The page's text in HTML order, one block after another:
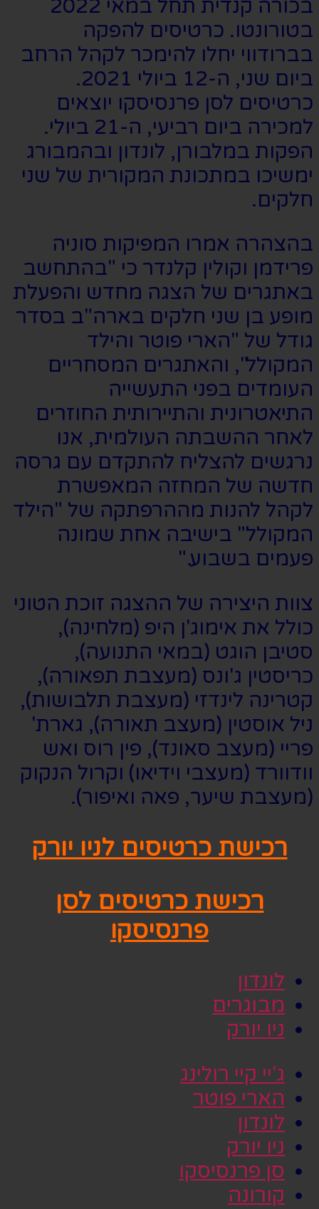
בכורה קנדית תחל במאי 2022
בטורונטו. כרטיסים להפקה
בברודווי יחלו להימכר לקהל הרחב
ביום שני, ה-12 ביולי 2021.
כרטיסים לסן פרנסיסקו יוצאים
למכירה ביום רביעי, ה-21 ביולי.
הפקות במלבורן, לונדון ובהמבורג
ימשיכו במתכונת המקורית של שני
חלקים.
בהצהרה אמרו המפיקות סוניה
פרידמן וקולין קלנדר כי "בהתחשב
באתגרים של הצגה מחדש והפעלת
מופע בן שני חלקים בארה"ב בסדר
גודל של "הארי פוטר והילד
המקולל", והאתגרים המסחריים
העומדים בפני התעשייה
התיאטרונית והתיירותית החוזרים
לאחר ההשבתה העולמית, אנו
נרגשים להצליח להתקדם עם גרסה
חדשה של המחזה המאפשרת
לקהל להנות מההרפתקה של "הילד
המקולל" בישיבה אחת שמונה
פעמים בשבוע."
צוות היצירה של ההצגה זוכת הטוני
כולל את אימוג'ן היפ (מלחינה),
סטיבן הוגט (במאי התנועה),
כריסטין ג'ונס (מעצבת תפאורה),
קטרינה לינדזי (מעצבת תלבושות),
ניל אוסטין (מעצב תאורה), גארת'
פריי (מעצב סאונד), פין רוס ואש
וודוורד (מעצבי וידיאו) וקרול הנקוק
(מעצבת שיער, פאה ואיפור).
רכישת כרטיסים לניו יורק
רכישת כרטיסים לסן
פרנסיסקו
לונדון
מבוגרים
ניו יורק
ג'יי קיי רולינג
הארי פוטר
לונדון
ניו יורק
סן פרנסיסקו
קורונה